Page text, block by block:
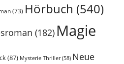
(73) Hörbuch (540)
(182) Magie
(87) Mysterie Thriller(58) Neue